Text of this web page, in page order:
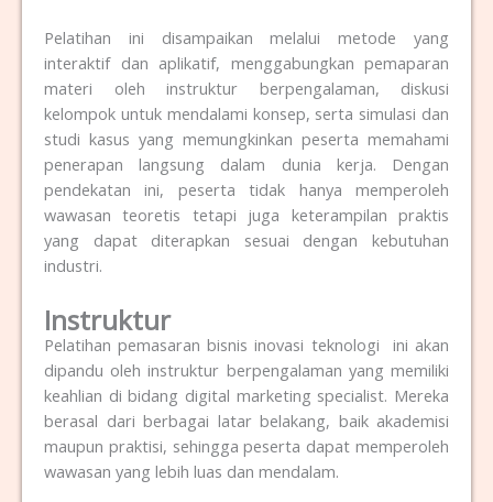
Pelatihan ini disampaikan melalui metode yang
interaktif dan aplikatif, menggabungkan pemaparan
materi oleh instruktur berpengalaman, diskusi
kelompok untuk mendalami konsep, serta simulasi dan
studi kasus yang memungkinkan peserta memahami
penerapan langsung dalam dunia kerja. Dengan
pendekatan ini, peserta tidak hanya memperoleh
wawasan teoretis tetapi juga keterampilan praktis
yang dapat diterapkan sesuai dengan kebutuhan
industri.
Instruktur
Pelatihan pemasaran bisnis inovasi teknologi ini akan
dipandu oleh instruktur berpengalaman yang memiliki
keahlian di bidang digital marketing specialist. Mereka
berasal dari berbagai latar belakang, baik akademisi
maupun praktisi, sehingga peserta dapat memperoleh
wawasan yang lebih luas dan mendalam.